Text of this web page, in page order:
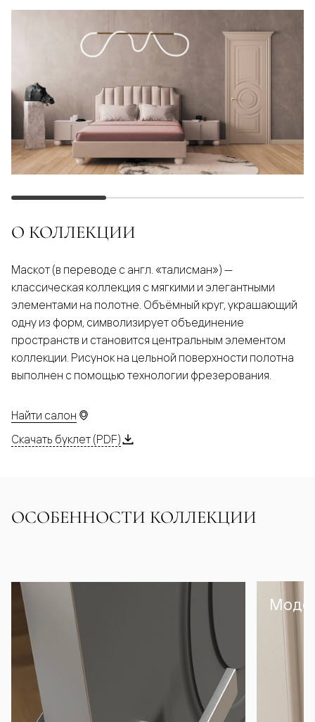
О КОЛЛЕКЦИИ
Маскот (в переводе с англ. «талисман») —
классическая коллекция с мягкими и элегантными
элементами на полотне. Объёмный круг, украшающий
одну из форм, символизирует объединение
пространств и становится центральным элементом
коллекции. Рисунок на цельной поверхности полотна
выполнен с помощью технологии фрезерования.
Найти салон
Скачать буклет (PDF)
ОСОБЕННОСТИ КОЛЛЕКЦИИ